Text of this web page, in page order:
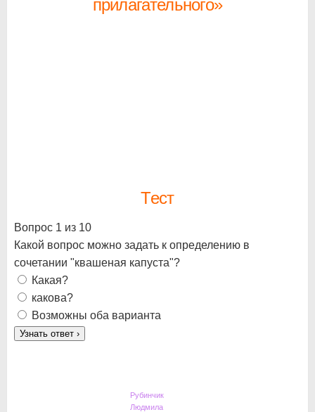
прилагательного»
Тест
Вопрос 1 из 10
Какой вопрос можно задать к определению в
сочетании "квашеная капуста"?
Какая?
какова?
Возможны оба варианта
Узнать ответ ›
Рубинчик
Людмила